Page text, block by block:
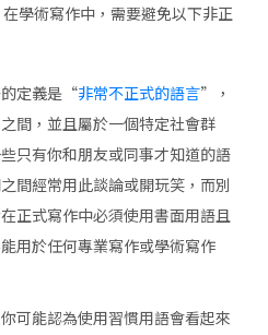
學術寫作中，需要避免以下非正
定義是“非常不正式的語言”，
間，並且屬於一個特定社會群
只有你和朋友或同事才知道的語
間經常用此談論或開玩笑，而別
正式寫作中必須使用書面用語且
用於任何專業寫作或學術寫作
你可能認為使用習慣用語會看起來